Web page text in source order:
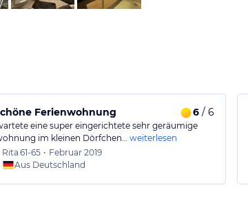
Ferienwohnung 6/ 6
eine super eingerichtete sehr geräumige
im kleinen Dörfchen… weiterlesen
Rita 61-65 • Februar 2019
Aus Deutschland